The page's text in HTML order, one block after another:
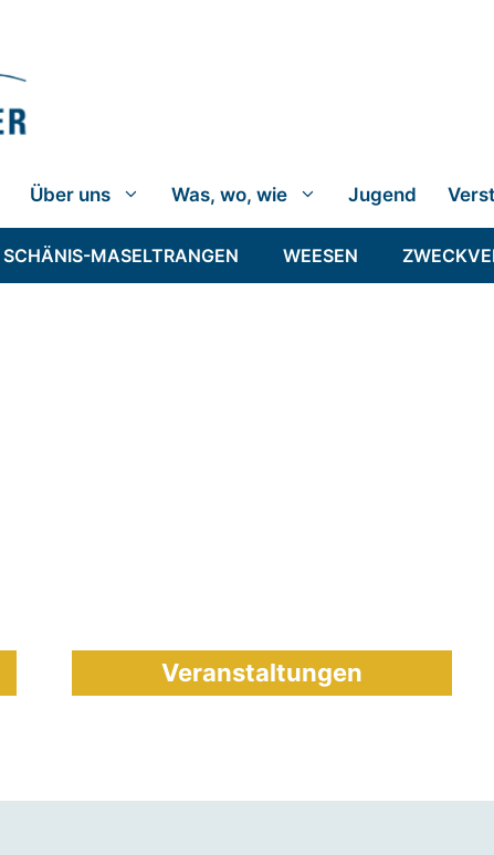
Über uns Was, wo, wie Jugend
SCHÄNIS-MASELTRANGEN WEESEN
Veranstaltungen